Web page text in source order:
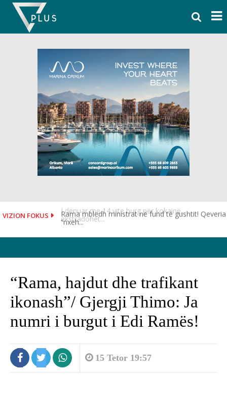
Skip
content
VIZION FOKUS
Rama mbledh ministrat në fund të gushtit! Qeveria
“nxeh...
“Rama, hajdut dhe trafikant
ikonash”/ Gjergji Thimo: Ja
numri i burgut i Edi Ramës!
15 Tetor 19:57